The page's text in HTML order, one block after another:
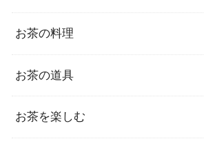
お茶の料理
お茶の道具
お茶を楽しむ